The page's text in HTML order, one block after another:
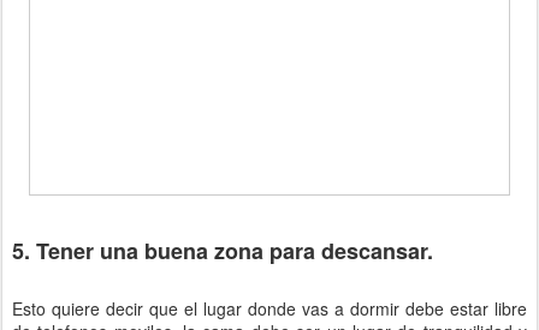
5. Tener una buena zona para descansar.
Esto quiere decir que el lugar donde vas a dormir debe estar libre